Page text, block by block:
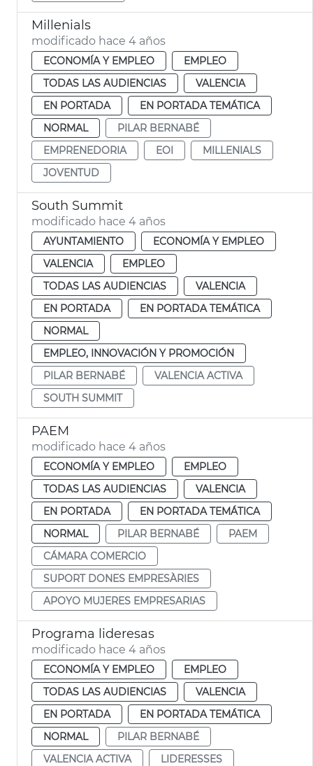
Millenials
modificado hace 4 años
ECONOMÍA Y EMPLEO
EMPLEO
TODAS LAS AUDIENCIAS
VALENCIA
EN PORTADA
EN PORTADA TEMÁTICA
NORMAL
PILAR BERNABÉ
EMPRENEDORIA
EOI
MILLENIALS
JOVENTUD
South Summit
modificado hace 4 años
AYUNTAMIENTO
ECONOMÍA Y EMPLEO
VALENCIA
EMPLEO
TODAS LAS AUDIENCIAS
VALENCIA
EN PORTADA
EN PORTADA TEMÁTICA
NORMAL
EMPLEO, INNOVACIÓN Y PROMOCIÓN
PILAR BERNABÉ
VALENCIA ACTIVA
SOUTH SUMMIT
PAEM
modificado hace 4 años
ECONOMÍA Y EMPLEO
EMPLEO
TODAS LAS AUDIENCIAS
VALENCIA
EN PORTADA
EN PORTADA TEMÁTICA
NORMAL
PILAR BERNABÉ
PAEM
CÁMARA COMERCIO
SUPORT DONES EMPRESÀRIES
APOYO MUJERES EMPRESARIAS
Programa lideresas
modificado hace 4 años
ECONOMÍA Y EMPLEO
EMPLEO
TODAS LAS AUDIENCIAS
VALENCIA
EN PORTADA
EN PORTADA TEMÁTICA
NORMAL
PILAR BERNABÉ
VALENCIA ACTIVA
LIDERESSES